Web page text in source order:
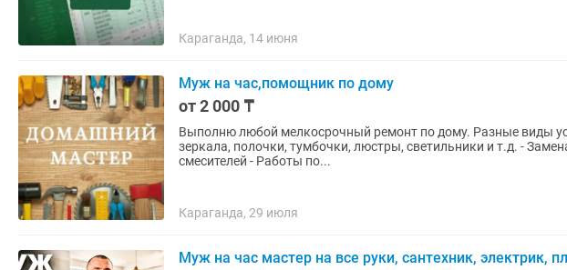
Караганда, 14 июня
Муж на час,помощник по дому
от 2 000 ₸
Выполню любой мелкосрочный ремонт по дому. Разные виды
зеркала, полочки, тумбочки, люстры, светильники и т.д. -
смесителей - Работы по...
Караганда, 29 июля
Муж на час мастер на все руки, сантехник, электрик,